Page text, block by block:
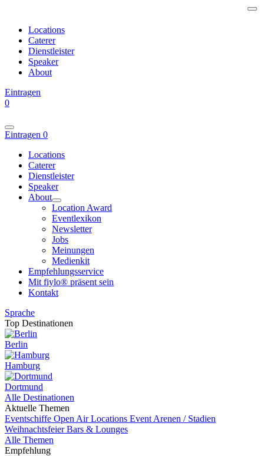
Locations
Caterer
Dienstleister
Speaker
About
Eintragen
0
Eintragen 0
Locations
Caterer
Dienstleister
Speaker
About
Location Award
Eventlexikon
Newsletter
Jobs
Meinungen
Medienkit
Empfehlungsservice
Mit fiylo® präsent sein
Kontakt
Sprache
Top Destinationen
Berlin
Hamburg
Dortmund
Alle Destinationen
Aktuelle Themen
Eventschiffe Open Air Locations Event Arenen / Stadien
WeihnachtsfeierBars & Lounges
Alle Themen
Empfehlung